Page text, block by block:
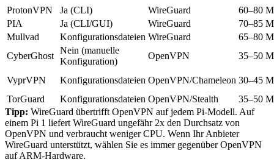
ProtonVPN
Ja (CLI) WireGuard
60–80
PIA
Ja (CLI/GUI) WireGuard
70–85
Mullvad
Konfigurationsdateien WireGuard
65–80
CyberGhost
Nein (manuelle
Konfiguration)
OpenVPN 35–50
VyprVPN Konfigurationsdateien OpenVPN/Chameleon 30–45
TorGuard
Konfigurationsdateien OpenVPN/Stealth
35–50
Tipp: WireGuard übertrifft OpenVPN auf jedem Pi-Modell. Auf
einem Pi 1 liefert WireGuard ungefähr 2x den Durchsatz von
OpenVPN und verbraucht weniger CPU. Wenn Ihr Anbieter
WireGuard unterstützt, wählen Sie es immer gegenüber OpenVPN
auf ARM-Hardware.